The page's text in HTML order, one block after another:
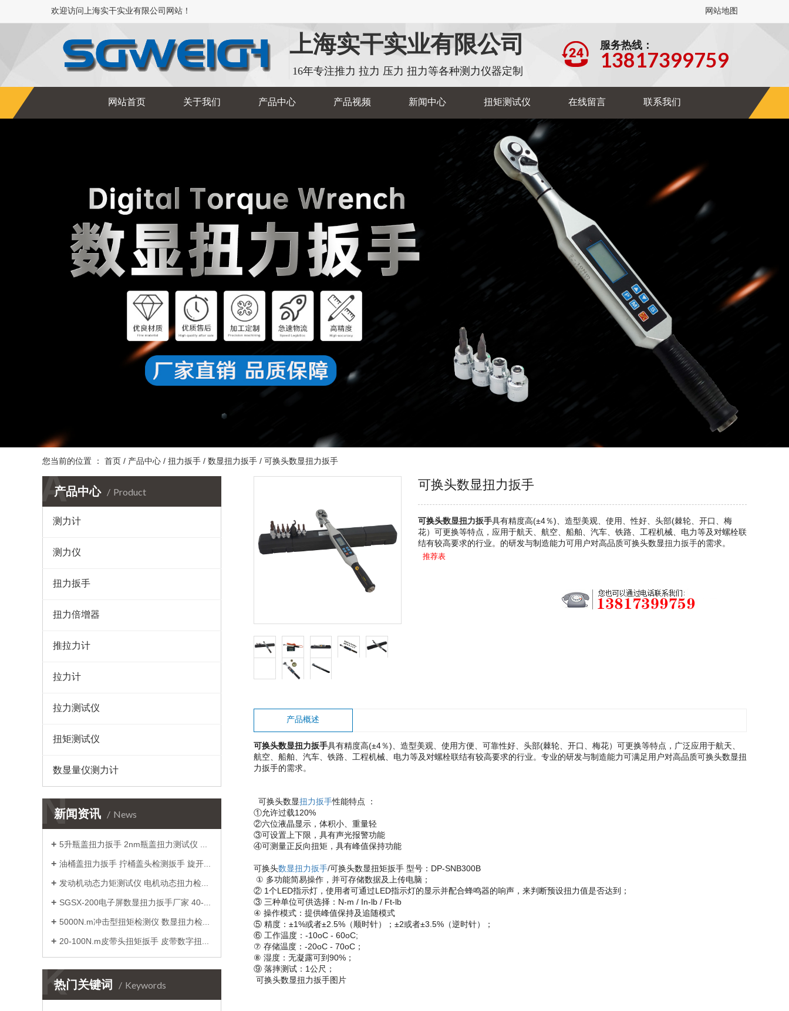
欢迎访问上海实干实业有限公司网站！ 网站地图
上海实干实业有限公司
16年专注推力 拉力 压力 扭力等各种测力仪器定制
服务热线：
13817399759
网站首页 关于我们 产品中心 产品视频 新闻中心 扭矩测试仪 在线留言 联系我们
您当前的位置 ： 首页 / 产品中心 / 扭力扳手 / 数显扭力扳手 / 可换头数显扭力扳手
产品中心 Product
A
测力计
测力仪
扭力扳手
扭力倍增器
推拉力计
拉力计
拉力测试仪
扭矩测试仪
数显量仪测力计
新闻资讯 News
N
5升瓶盖扭力扳手 2nm瓶盖扭力测试仪 瓶盖手动数字力矩扳手价格
油桶盖扭力扳手 拧桶盖头检测扳手 旋开松紧扭力桶盖工具厂家
发动机动态力矩测试仪 电机动态扭力检定仪 小量程电机转矩测量仪厂家
SGSX-200电子屏数显扭力扳手厂家 40-200N.m数字显示扭矩扳手价格
5000N.m冲击型扭矩检测仪 数显扭力检验测量仪 冲击扳手扭矩校准仪价格
20-100N.m皮带头扭矩扳手 皮带数字扭力扳手 可调式扭力工具实干
热门关键词 Keywords
K
可换头数显扭力扳手
可换头数显扭力扳手具有精度高(±4％)、造型美观、使用、性好、头部(棘轮、开口、梅
花）可更换等特点，应用于航天、航空、船舶、汽车、铁路、工程机械、电力等及对螺栓联
结有较高要求的行业。的研发与制造能力可用户对高品质可换头数显扭力扳手的需求。
推荐表
产品概述
可换头数显扭力扳手具有精度高(±4％)、造型美观、使用方便、可靠性好、头部(棘轮、开口、梅花）可更换等特点，广泛应用于航天、
航空、船舶、汽车、铁路、工程机械、电力等及对螺栓联结有较高要求的行业。专业的研发与制造能力可满足用户对高品质可换头数显扭
力扳手的需求。
可换头数显扭力扳手性能特点 ：
①允许过载120%
②六位液晶显示，体积小、重量轻
③可设置上下限，具有声光报警功能
④可测量正反向扭矩，具有峰值保持功能
可换头数显扭力扳手/可换头数显扭矩扳手 型号：DP-SNB300B
① 多功能简易操作，并可存储数据及上传电脑；
② 1个LED指示灯，使用者可通过LED指示灯的显示并配合蜂鸣器的响声，来判断预设扭力值是否达到；
③ 三种单位可供选择：N-m / In-lb / Ft-lb
④ 操作模式：提供峰值保持及追随模式
⑤ 精度：±1%或者±2.5%（顺时针）；±2或者±3.5%（逆时针）；
⑥ 工作温度：-10oC - 60oC;
⑦ 存储温度：-20oC - 70oC；
⑧ 湿度：无凝露可到90%；
⑨ 落摔测试：1公尺；
可换头数显扭力扳手图片